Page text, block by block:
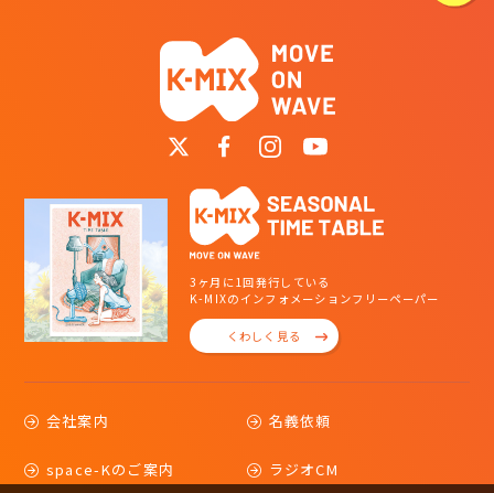
3ヶ月に1回発行している
K-MIXのインフォメーションフリーペーパー
くわしく見る
会社案内 名義依頼
space-Kのご案内 ラジオCM